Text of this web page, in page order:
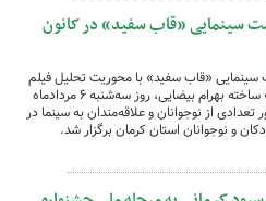
سینمایی «قاب سفید» در کانون
«قاب سفید» با محوریت تحلیل فیلم
کوتاه «سفر» ساخته بهرام بیضایی، روز سه‌شنبه ۶ مردادماه
تعدادی از نوجوانان و علاقه‌مندان به سینما در
و نوجوانان استان کرمان برگزار شد.